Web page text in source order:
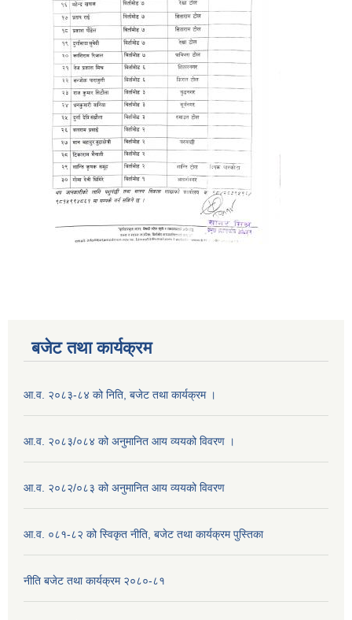
बजेट तथा कार्यक्रम
आ.व. २०८३-८४ को निति, बजेट तथा कार्यक्रम ।
आ.व. २०८३/०८४ को अनुमानित आय व्ययको विवरण ।
आ.व. २०८२/०८३ को अनुमानित आय व्ययको विवरण
आ.व. ०८१-८२ को स्विकृत नीति, बजेट तथा कार्यक्रम पुस्तिका
नीति बजेट तथा कार्यक्रम २०८०-८१